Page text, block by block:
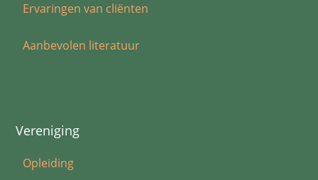
Ervaringen van cliënten
Aanbevolen literatuur
Vereniging
Opleiding